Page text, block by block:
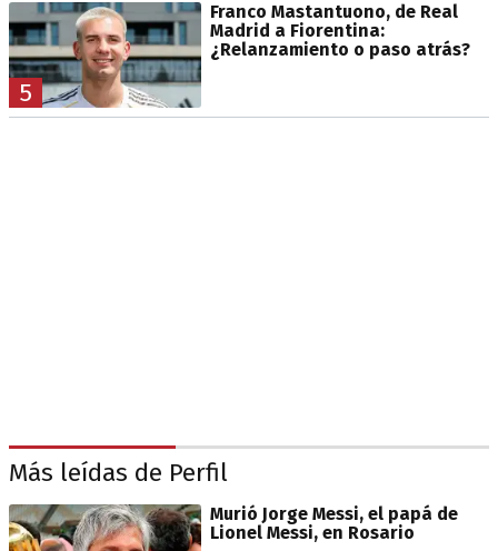
5
Franco Mastantuono, de Real
Madrid a Fiorentina:
¿Relanzamiento o paso atrás?
Más leídas de Perfil
Murió Jorge Messi, el papá de
Lionel Messi, en Rosario